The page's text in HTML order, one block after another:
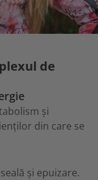
de
și
din care se
și epuizare.